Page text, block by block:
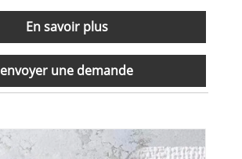
En savoir plus
envoyer une demande